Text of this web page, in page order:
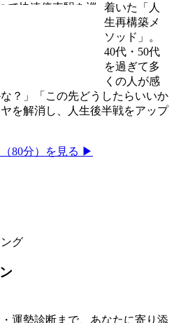
て快速停車駅を巡
着いた「人
生再構築メ
ソッド」。
40代・50代
を過ぎて多
くの人が感
？」「この先どうしたらいいか
を解消し、人生後半戦をアップ
80分）を見る ▶
グ
運勢診断まで、あなたに寄り添